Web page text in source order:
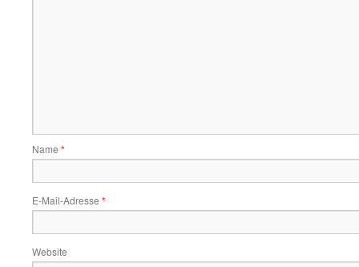
Name *
E-Mail-Adresse *
Website